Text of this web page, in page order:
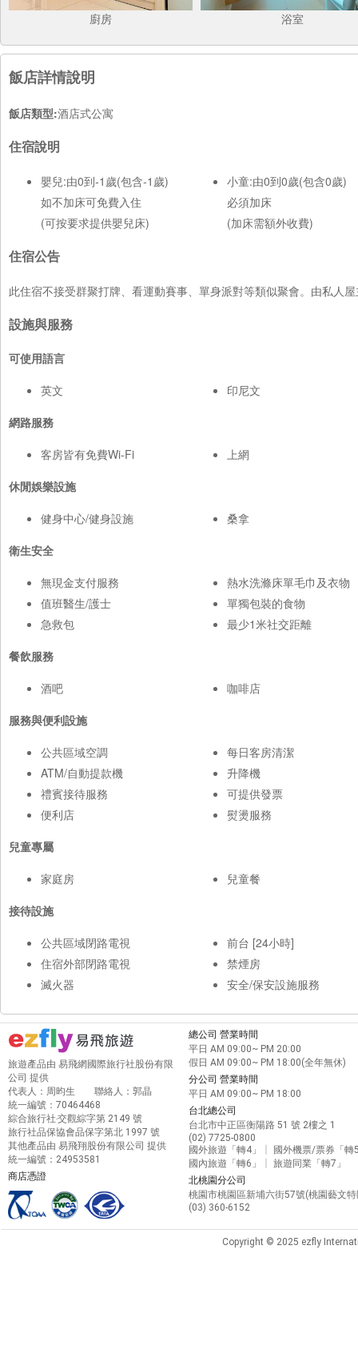
廚房 浴室
飯店詳情說明
飯店類型:酒店式公寓
住宿說明
嬰兒:由0到-1歲(包含-1歲)
如不加床可免費入住
(可按要求提供嬰兒床)
小童:由0到0歲(包含0歲)
必須加床
(加床需額外收費)
住宿公告
此住宿不接受群聚打牌、看運動賽事、單身派對等類似聚會。由私人
設施與服務
可使用語言
英文
印尼文
網路服務
客房皆有免費Wi-Fi
上網
休閒娛樂設施
健身中心/健身設施
桑拿
衛生安全
無現金支付服務
值班醫生/護士
急救包
熱水洗滌床單毛巾及衣物
單獨包裝的食物
最少1米社交距離
餐飲服務
酒吧
咖啡店
服務與便利設施
公共區域空調
ATM/自動提款機
禮賓接待服務
便利店
每日客房清潔
升降機
可提供發票
熨燙服務
兒童專屬
家庭房
兒童餐
接待設施
公共區域閉路電視
住宿外部閉路電視
滅火器
前台 [24小時]
禁煙房
安全/保安設施服務